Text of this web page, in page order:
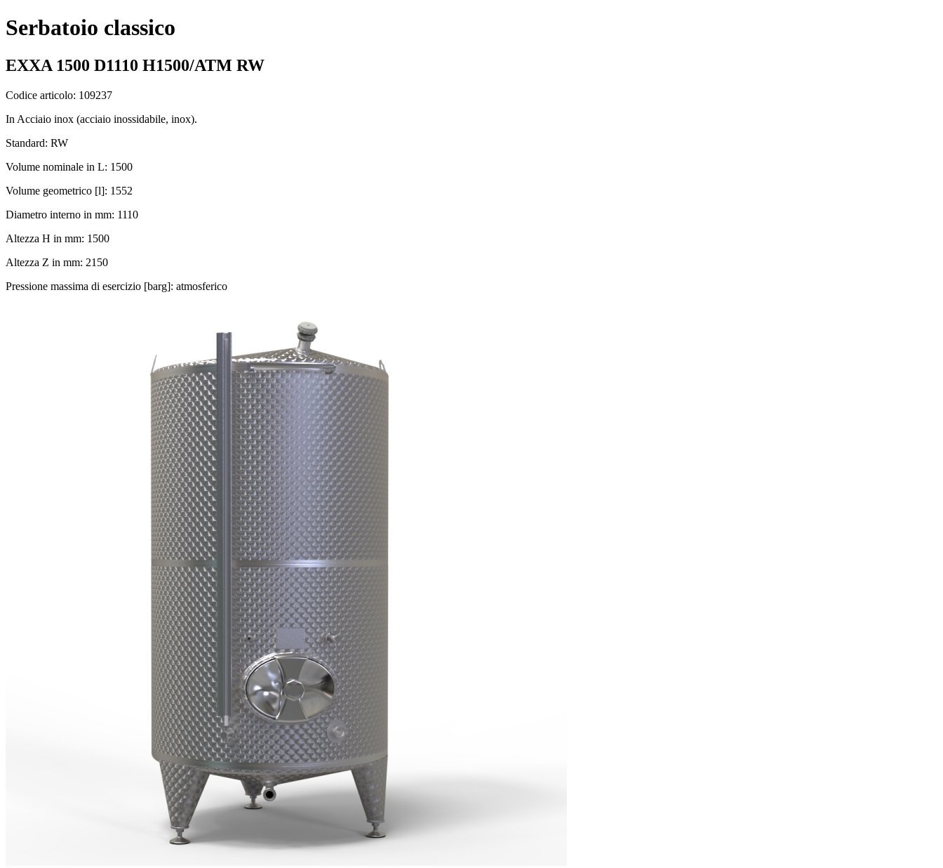
Serbatoio classico
EXXA 1500 D1110 H1500/ATM RW
Codice articolo: 109237
In Acciaio inox (acciaio inossidabile, inox).
Standard: RW
Volume nominale in L: 1500
Volume geometrico [l]: 1552
Diametro interno in mm: 1110
Altezza H in mm: 1500
Altezza Z in mm: 2150
Pressione massima di esercizio [barg]: atmosferico